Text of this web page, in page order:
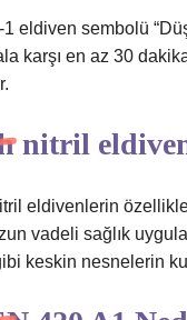
eldiven sembolü
karşı en az 30
nitril
eldivenlerin
vadeli sağlık
keskin nesnelerin